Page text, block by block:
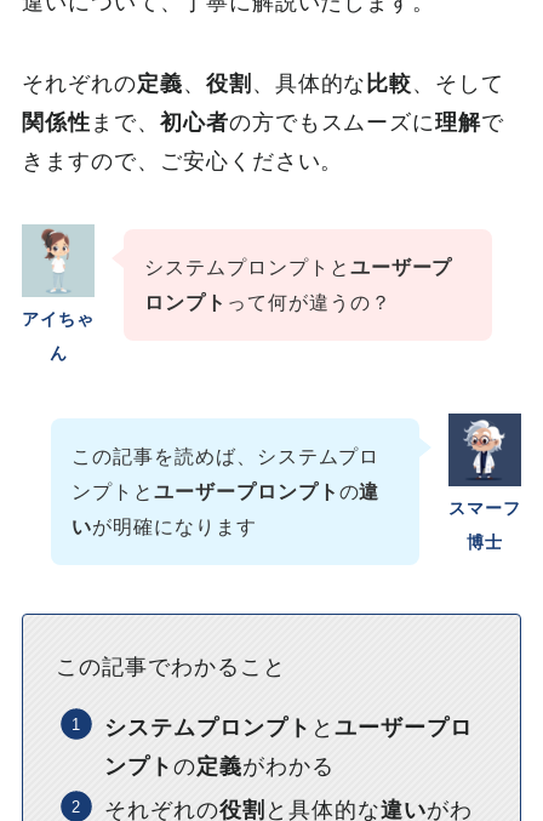
それぞれの定義、 役割 、具体的な 比較、そして
関係性 まで、 初心者の方でもスムーズに理解で
きますので、ご安心ください。
アイちゃ
ん
システムプロンプトと ユーザープ
ロンプト って何が違うの？
スマーフ
博士
この記事を読めば、システムプロ
ンプトと ユーザープロンプト の違
いが明確になります
この記事でわかること
システムプロンプト と ユーザープロ
ンプトの定義がわかる
それぞれの役割 と具体的な違いがわ